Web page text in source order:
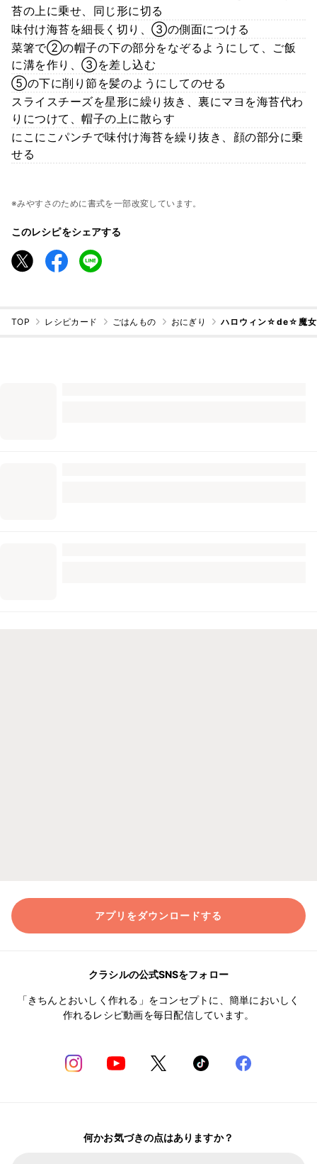
苔の上に乗せ、同じ形に切る
味付け海苔を細長く切り、③の側面につける
菜箸で②の帽子の下の部分をなぞるようにして、ご飯
に溝を作り、③を差し込む
⑤の下に削り節を髪のようにしてのせる
スライスチーズを星形に繰り抜き、裏にマヨを海苔代わ
りにつけて、帽子の上に散らす
にこにこパンチで味付け海苔を繰り抜き、顔の部分に乗
せる
※みやすさのために書式を一部改変しています。
このレシピをシェアする
TOP レシピカード ごはんもの おにぎり ハロウィン☆de☆魔女
アプリをダウンロードする
クラシルの公式SNSをフォロー
「きちんとおいしく作れる」をコンセプトに、簡単においしく
作れるレシピ動画を毎日配信しています。
何かお気づきの点はありますか？